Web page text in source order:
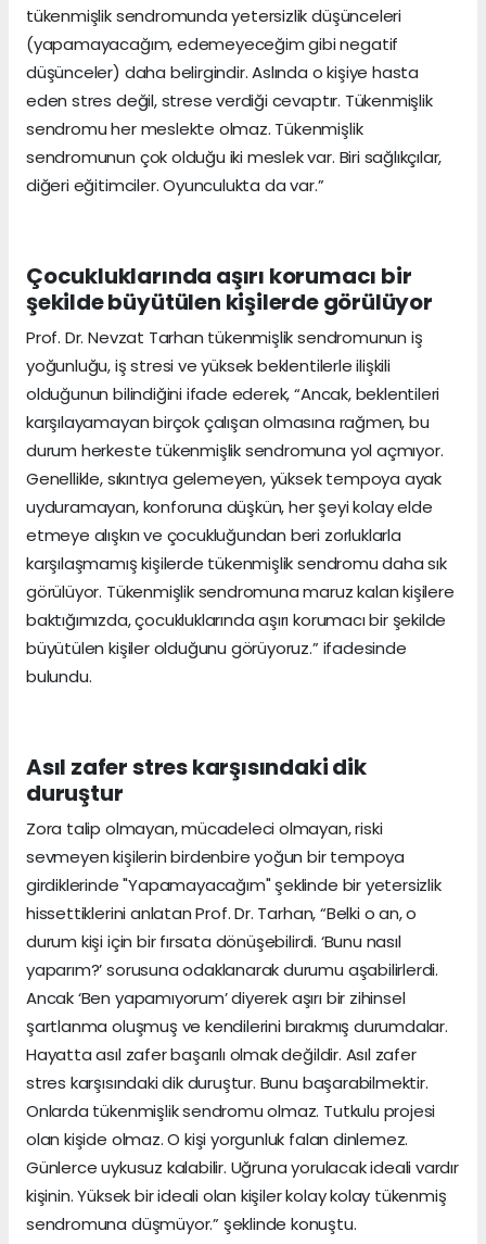
tükenmişlik sendromunda yetersizlik düşünceleri
(yapamayacağım, edemeyeceğim gibi negatif
düşünceler) daha belirgindir. Aslında o kişiye hasta
eden stres değil, strese verdiği cevaptır. Tükenmişlik
sendromu her meslekte olmaz. Tükenmişlik
sendromunun çok olduğu iki meslek var. Biri sağlıkçılar,
diğeri eğitimciler. Oyunculukta da var.”
Çocukluklarında aşırı korumacı bir
şekilde büyütülen kişilerde görülüyor
Prof. Dr. Nevzat Tarhan tükenmişlik sendromunun iş
yoğunluğu, iş stresi ve yüksek beklentilerle ilişkili
olduğunun bilindiğini ifade ederek, “Ancak, beklentileri
karşılayamayan birçok çalışan olmasına rağmen, bu
durum herkeste tükenmişlik sendromuna yol açmıyor.
Genellikle, sıkıntıya gelemeyen, yüksek tempoya ayak
uyduramayan, konforuna düşkün, her şeyi kolay elde
etmeye alışkın ve çocukluğundan beri zorluklarla
karşılaşmamış kişilerde tükenmişlik sendromu daha sık
görülüyor. Tükenmişlik sendromuna maruz kalan kişilere
baktığımızda, çocukluklarında aşırı korumacı bir şekilde
büyütülen kişiler olduğunu görüyoruz.” ifadesinde
bulundu.
Asıl zafer stres karşısındaki dik
duruştur
Zora talip olmayan, mücadeleci olmayan, riski
sevmeyen kişilerin birdenbire yoğun bir tempoya
girdiklerinde "Yapamayacağım" şeklinde bir yetersizlik
hissettiklerini anlatan Prof. Dr. Tarhan, “Belki o an, o
durum kişi için bir fırsata dönüşebilirdi. ‘Bunu nasıl
yaparım?’ sorusuna odaklanarak durumu aşabilirlerdi.
Ancak ‘Ben yapamıyorum’ diyerek aşırı bir zihinsel
şartlanma oluşmuş ve kendilerini bırakmış durumdalar.
Hayatta asıl zafer başarılı olmak değildir. Asıl zafer
stres karşısındaki dik duruştur. Bunu başarabilmektir.
Onlarda tükenmişlik sendromu olmaz. Tutkulu projesi
olan kişide olmaz. O kişi yorgunluk falan dinlemez.
Günlerce uykusuz kalabilir. Uğruna yorulacak ideali vardır
kişinin. Yüksek bir ideali olan kişiler kolay kolay tükenmiş
sendromuna düşmüyor.” şeklinde konuştu.